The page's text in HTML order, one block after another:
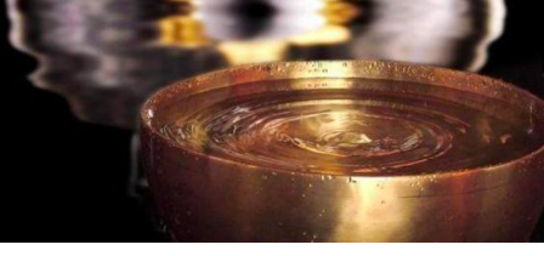
Mindfulness
MBSR
individuale